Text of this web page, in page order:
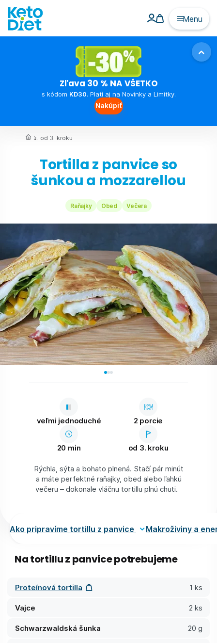
Menu
Zľava 30 % NA VŠETKO
s kódom KD30. Platí aj na Novinky a Limitky.
Nakúpiť
... od 3. kroku
Tortilla z panvice so
šunkou a mozzarellou
Raňajky Obed Večera
veľmi jednoduché 2 porcie
20 min od 3. kroku
Rýchla, sýta a bohato plnená. Stačí pár minút
a máte perfektné raňajky, obed alebo ľahkú
večeru – dokonale vláčnu tortillu plnú chuti.
Ako pripravíme tortillu z panvice Makroživiny a
Na tortillu z panvice potrebujeme
Proteínová tortilla 1 ks
Vajce 2 ks
Schwarzwaldská šunka 20 g